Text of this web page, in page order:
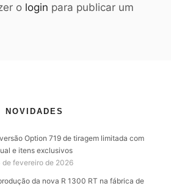
o login para publicar um
NOVIDADES
Option 719 de tiragem limitada com
e itens exclusivos
de fevereiro de 2026
da nova R 1300 RT na fábrica de